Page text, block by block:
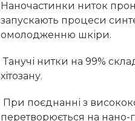
Наночастинки ниток
запускають процеси
омолодженню шкіри.
Танучі нитки на 99%
хітозану.
При поєднанні з
перетворюється на нано-